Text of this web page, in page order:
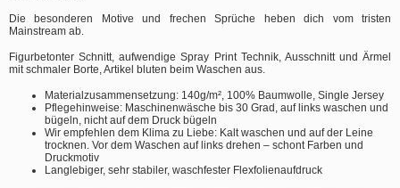
Die besonderen Motive und frechen Sprüche heben dich vom tristen
Mainstream ab.
Figurbetonter Schnitt, aufwendige Spray Print Technik, Ausschnitt und Ärmel
mit schmaler Borte, Artikel bluten beim Waschen aus.
Materialzusammensetzung: 140g/m², 100% Baumwolle, Single Jersey
Pflegehinweise: Maschinenwäsche bis 30 Grad, auf links waschen und
bügeln, nicht auf dem Druck bügeln
Wir empfehlen dem Klima zu Liebe: Kalt waschen und auf der Leine
trocknen. Vor dem Waschen auf links drehen – schont Farben und
Druckmotiv
Langlebiger, sehr stabiler, waschfester Flexfolienaufdruck